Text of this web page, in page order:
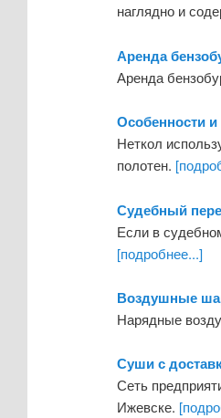
наглядно и
Аренда
Аренда
Особенности
Неткол
полотен.
Судебный
Если в
[подробнее...]
Воздушные
Нарядные
Суши с
Сеть
Ижевске.